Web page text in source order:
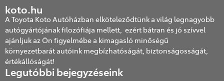
koto.hu
A Toyota Koto Autóházban elköteleződtünk a világ legnagyobb
autógyártójának filozófiája mellett, ezért bátran és jó szívvel
ajánljuk az Ön figyelmébe a kimagasló minőségű
környezetbarát autóink megbízhatóságát, biztonságosságát,
értékállóságát!
Legutóbbi bejegyzéseink